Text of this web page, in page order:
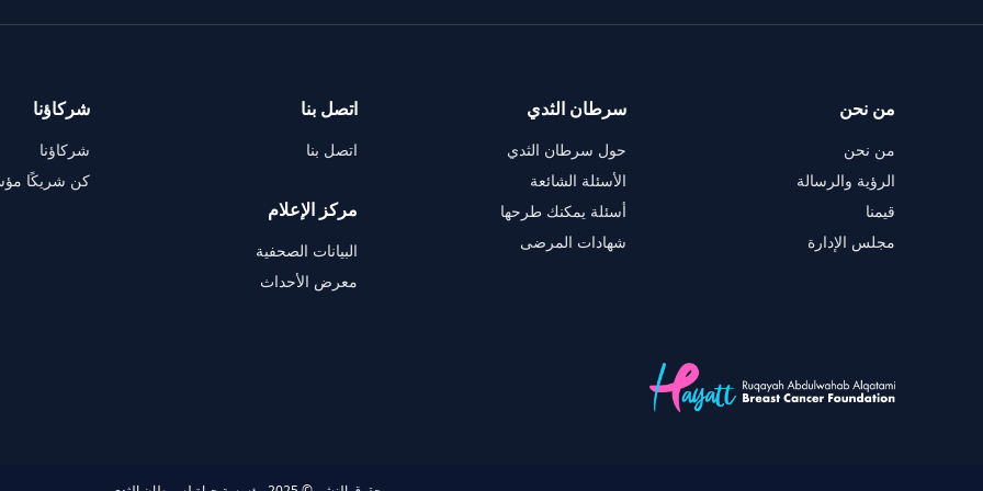
من نحن
من نحن
الرؤية والرسالة
قيمنا
مجلس الإدارة
سرطان الثدي
حول سرطان الثدي
الأسئلة الشائعة
أسئلة يمكنك طرحها
شهادات المرضى
اتصل بنا
اتصل بنا
مركز الإعلام
البيانات الصحفية
معرض الأحداث
شركاؤنا
شركاؤنا
كن شريكًا